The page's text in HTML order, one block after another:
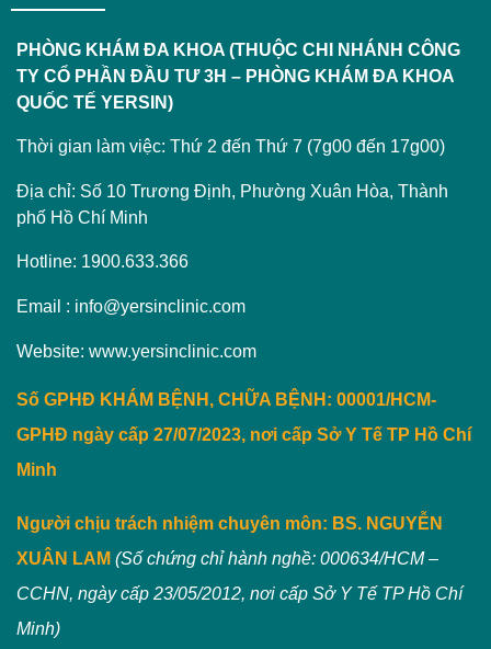
PHÒNG KHÁM ĐA KHOA (THUỘC CHI NHÁNH CÔNG
TY CỔ PHẦN ĐẦU TƯ 3H – PHÒNG KHÁM ĐA KHOA
QUỐC TẾ YERSIN)
Thời gian làm việc: Thứ 2 đến Thứ 7 (7g00 đến 17g00)
Địa chỉ: Số 10 Trương Định, Phường Xuân Hòa, Thành
phố Hồ Chí Minh
Hotline: 1900.633.366
Email : info@yersinclinic.com
Website: www.yersinclinic.com
Số GPHĐ KHÁM BỆNH, CHỮA BỆNH: 00001/HCM-
GPHĐ ngày cấp 27/07/2023, nơi cấp Sở Y Tế TP Hồ Chí
Minh
Người chịu trách nhiệm chuyên môn: BS. NGUYỄN
XUÂN LAM (Số chứng chỉ hành nghề: 000634/HCM –
CCHN, ngày cấp 23/05/2012, nơi cấp Sở Y Tế TP Hồ Chí
Minh)